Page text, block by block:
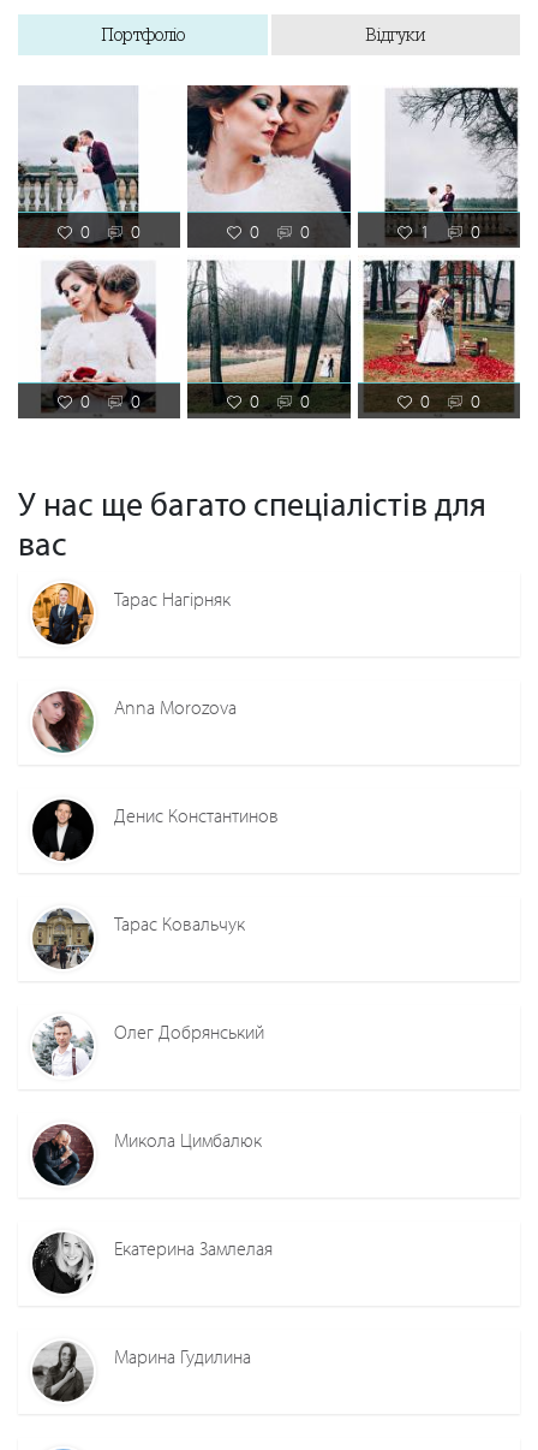
Портфоліо Відгуки
0 0 0 0 1 0
0 0 0 0 0 0
У нас ще багато спеціалістів для
вас
Тарас Нагірняк
Anna Morozova
Денис Константинов
Тарас Ковальчук
Олег Добрянський
Микола Цимбалюк
Екатерина Замлелая
Марина Гудилина